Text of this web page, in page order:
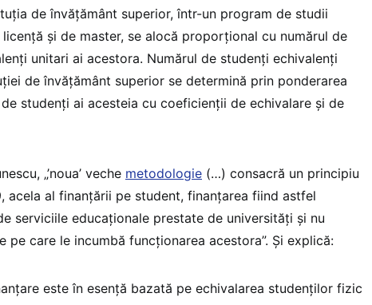
de învățământ superior, într-un program de studii
și de master, se alocă proporțional cu numărul de
unitari ai acestora. Numărul de studenți echivalenți
de învățământ superior se determină prin ponderarea
studenți ai acesteia cu coeficienții de echivalare și de
„’noua’ veche metodologie (…) consacră un principiu
acela al finanțării pe student, finanțarea fiind astfel
serviciile educaționale prestate de universități și nu
pe care le incumbă funcționarea acestora”. Și explică:
este în esență bazată pe echivalarea studenților fizic